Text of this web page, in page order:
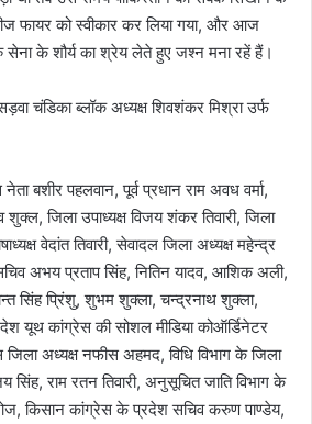
सीज फायर को स्वीकार कर लिया गया, और आज
के शौर्य का श्रेय लेते हुए जश्न मना रहें हैं।
चंडिका ब्लॉक अध्यक्ष शिवशंकर मिश्रा उर्फ
बशीर पहलवान, पूर्व प्रधान राम अवध वर्मा,
शुक्ल, जिला उपाध्यक्ष विजय शंकर तिवारी, जिला
वेदांत तिवारी, सेवादल जिला अध्यक्ष महेन्द्र
सचिव अभय प्रताप सिंह, नितिन यादव, आशिक अली,
सिंह प्रिंशु, शुभम शुक्ला, चन्द्रनाथ शुक्ला,
यूथ कांग्रेस की सोशल मीडिया कोऑर्डिनेटर
अध्यक्ष नफीस अहमद, विधि विभाग के जिला
राम रतन तिवारी, अनुसूचित जाति विभाग के
किसान कांग्रेस के प्रदेश सचिव करुण पाण्डेय,